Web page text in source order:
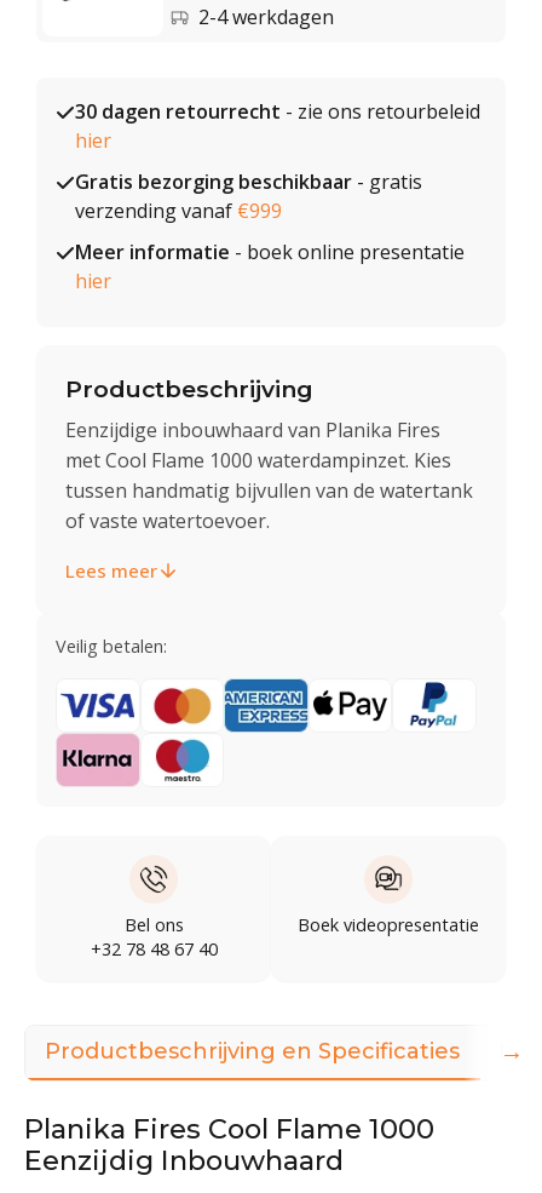
2-4 werkdagen
30 dagen retourrecht - zie ons retourbeleid
hier
Gratis bezorging beschikbaar - gratis
verzending vanaf €999
Meer informatie - boek online presentatie
hier
Productbeschrijving
Eenzijdige inbouwhaard van Planika Fires
met Cool Flame 1000 waterdampinzet. Kies
tussen handmatig bijvullen van de watertank
of vaste watertoevoer.
Lees meer
Veilig betalen:
Bel ons
+32 78 48 67 40
Boek videopresentatie
Productbeschrijving en Specificaties
Planika Fires Cool Flame 1000
Eenzijdig Inbouwhaard
→